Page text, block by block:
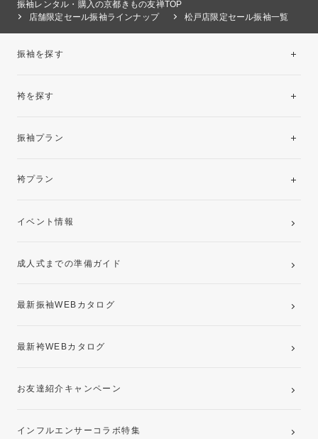
振袖レンタル・購入の京都きもの友禅TOP
店舗限定セール振袖ラインナップ
松戸店限定セール振袖一覧
振袖を探す
袴を探す
振袖プラン
レンタルプラン
袴プラン
卒業袴レンタルプラン
イベント情報
成人式までの準備ガイド
最新振袖WEBカタログ
最新袴WEBカタログ
お友達紹介キャンペーン
インフルエンサーコラボ特集